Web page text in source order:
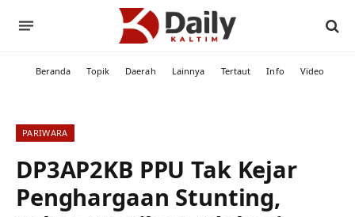
Beranda Topik Daerah Lainnya Tertaut Info Video
PARIWARA
DP3AP2KB PPU Tak Kejar
Penghargaan Stunting,